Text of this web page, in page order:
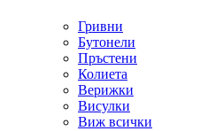
Гривни
Бутонели
Пръстени
Колиета
Верижки
Висулки
Виж всички